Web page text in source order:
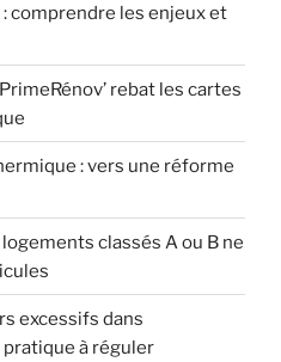
comprendre les enjeux et
rebat les cartes
: vers une réforme
classés A ou B ne
excessifs dans
pratique à réguler